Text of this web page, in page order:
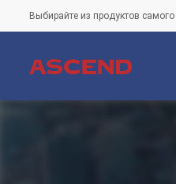
Выбирайте из продуктов